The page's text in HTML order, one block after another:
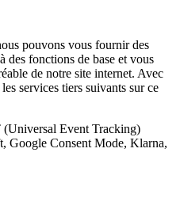
pouvons vous fournir des
des fonctions de base et vous
de notre site internet. Avec
services tiers suivants sur ce
Event Tracking)
Google Consent Mode, Klarna,